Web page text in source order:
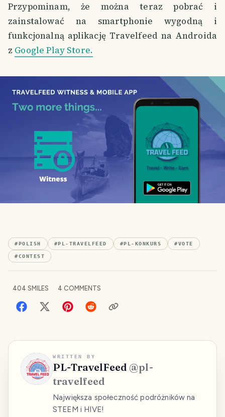
Przypominam, że można teraz pobrać i
zainstalować na smartphonie wygodną i
funkcjonalną aplikację Travelfeed na Androida
z Google Play Store.
#POLISH #PL-TRAVELFEED #PL-KONKURS #VOTE
#CONTEST
404 SMILES 4 COMMENTS
WRITTEN BY
PL-TravelFeed @pl-
travelfeed
Największa społeczność podróżników na
STEEM i HIVE!